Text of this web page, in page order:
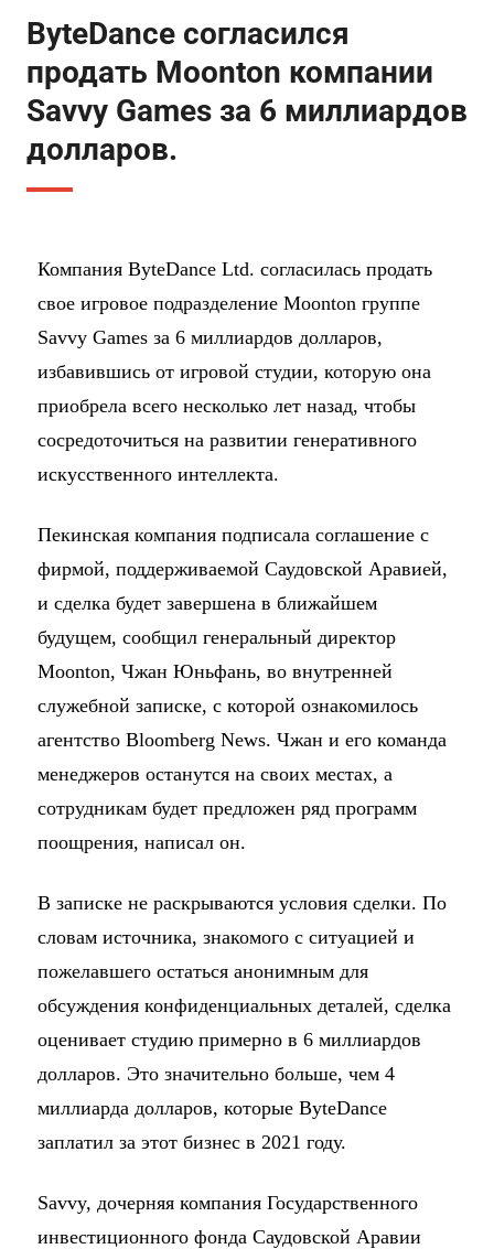
ByteDance согласился
продать Moonton компании
Savvy Games за 6 миллиардов
долларов.
Компания ByteDance Ltd. согласилась продать
свое игровое подразделение Moonton группе
Savvy Games за 6 миллиардов долларов,
избавившись от игровой студии, которую она
приобрела всего несколько лет назад, чтобы
сосредоточиться на развитии генеративного
искусственного интеллекта.
Пекинская компания подписала соглашение с
фирмой, поддерживаемой Саудовской Аравией,
и сделка будет завершена в ближайшем
будущем, сообщил генеральный директор
Moonton, Чжан Юньфань, во внутренней
служебной записке, с которой ознакомилось
агентство Bloomberg News. Чжан и его команда
менеджеров останутся на своих местах, а
сотрудникам будет предложен ряд программ
поощрения, написал он.
В записке не раскрываются условия сделки. По
словам источника, знакомого с ситуацией и
пожелавшего остаться анонимным для
обсуждения конфиденциальных деталей, сделка
оценивает студию примерно в 6 миллиардов
долларов. Это значительно больше, чем 4
миллиарда долларов, которые ByteDance
заплатил за этот бизнес в 2021 году.
Savvy, дочерняя компания Государственного
инвестиционного фонда Саудовской Аравии